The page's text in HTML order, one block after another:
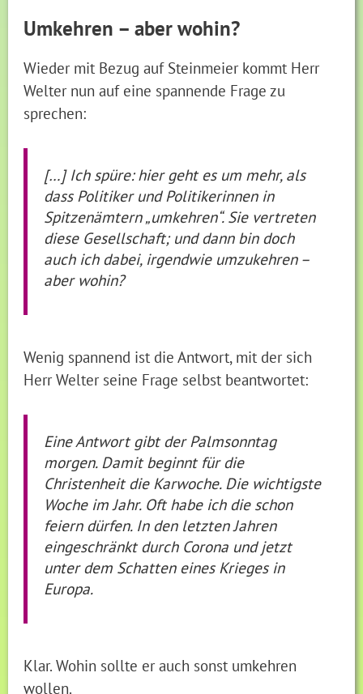
Umkehren – aber wohin?
Wieder mit Bezug auf Steinmeier kommt Herr
Welter nun auf eine spannende Frage zu
sprechen:
[…] Ich spüre: hier geht es um mehr, als
dass Politiker und Politikerinnen in
Spitzenämtern „umkehren“. Sie vertreten
diese Gesellschaft; und dann bin doch
auch ich dabei, irgendwie umzukehren –
aber wohin?
Wenig spannend ist die Antwort, mit der sich
Herr Welter seine Frage selbst beantwortet:
Eine Antwort gibt der Palmsonntag
morgen. Damit beginnt für die
Christenheit die Karwoche. Die wichtigste
Woche im Jahr. Oft habe ich die schon
feiern dürfen. In den letzten Jahren
eingeschränkt durch Corona und jetzt
unter dem Schatten eines Krieges in
Europa.
Klar. Wohin sollte er auch sonst umkehren
wollen.